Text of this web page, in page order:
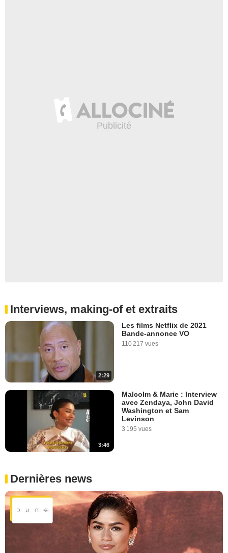
Interviews, making-of et extraits
2:29
Les films Netflix de 2021
Bande-annonce VO
110 217 vues
3:46
Malcolm & Marie : Interview
avec Zendaya, John David
Washington et Sam
Levinson
3 195 vues
Dernières news